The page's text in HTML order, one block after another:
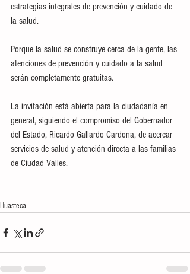
estrategias integrales de prevención y cuidado de
la salud.
Porque la salud se construye cerca de la gente, las
atenciones de prevención y cuidado a la salud
serán completamente gratuitas.
La invitación está abierta para la ciudadanía en
general, siguiendo el compromiso del Gobernador
del Estado, Ricardo Gallardo Cardona, de acercar
servicios de salud y atención directa a las familias
de Ciudad Valles.
Huasteca